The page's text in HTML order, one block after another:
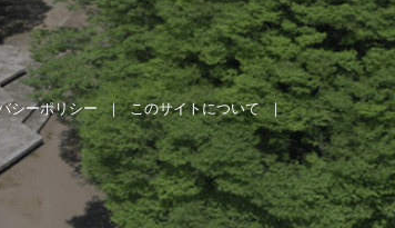
シーポリシー このサイトについて